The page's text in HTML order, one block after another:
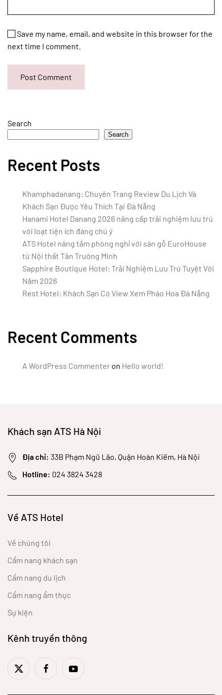
Save my name, email, and website in this browser for the
next time I comment.
Post Comment
Search
Search
Recent Posts
Khamphadanang: Chuyên Trang Review Du Lịch Và
Khách Sạn Được Yêu Thích Tại Đà Nẵng
Hanami Hotel Danang 2026 nâng cấp trải nghiệm lưu trú
với loạt tiện ích đáng chú ý
ATS Hotel nâng tầm phòng nghỉ với sàn gỗ EuroHouse
từ Nội thất Tân Trường Minh
Sapphire Boutique Hotel: Trải Nghiệm Lưu Trú Tuyệt Vời
Năm 2026
Rest Hotel: Khách Sạn Có View Xem Pháo Hoa Đà Nẵng
Recent Comments
A WordPress Commenter on Hello world!
Khách sạn ATS Hà Nội
Địa chỉ: 33B Phạm Ngũ Lão, Quận Hoàn Kiếm, Hà Nội
Hotline: 024 3824 3428
Về ATS Hotel
Về chúng tôi
Cẩm nang khách sạn
Cẩm nang du lịch
Cẩm nang ẩm thực
Sự kiện
Kênh truyền thông